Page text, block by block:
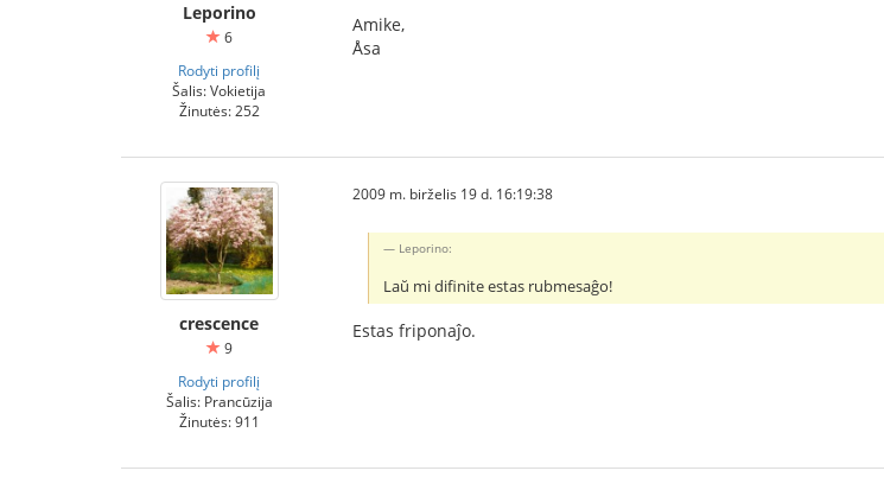
Leporino
6
Rodyti profilį
Šalis: Vokietija
Žinutės: 252
Amike,
Åsa
crescence
9
Rodyti profilį
Šalis: Prancūzija
Žinutės: 911
2009 m. birželis 19 d. 16:19:38
Leporino:
Laŭ mi difinite estas rubmesaĝo!
Estas friponaĵo.